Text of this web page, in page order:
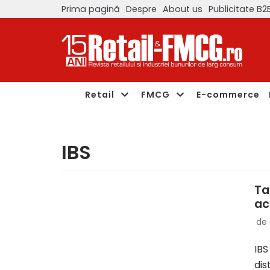
Prima pagină Despre About us Publicitate
Retail FMCG E-commerce
IBS
de